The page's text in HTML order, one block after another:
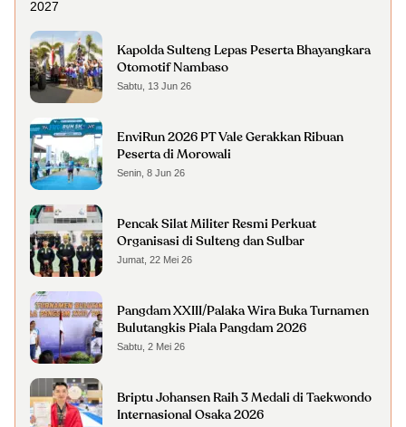
Kapolda Sulteng Lepas Peserta Bhayangkara
Otomotif Nambaso
Sabtu, 13 Jun 26
EnviRun 2026 PT Vale Gerakkan Ribuan
Peserta di Morowali
Senin, 8 Jun 26
Pencak Silat Militer Resmi Perkuat
Organisasi di Sulteng dan Sulbar
Jumat, 22 Mei 26
Pangdam XXIII/Palaka Wira Buka Turnamen
Bulutangkis Piala Pangdam 2026
Sabtu, 2 Mei 26
Briptu Johansen Raih 3 Medali di Taekwondo
Internasional Osaka 2026